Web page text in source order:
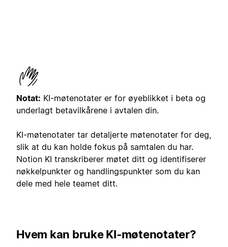
Notat: KI-møtenotater er for øyeblikket i beta og
underlagt betavilkårene i avtalen din.
KI-møtenotater tar detaljerte møtenotater for deg,
slik at du kan holde fokus på samtalen du har.
Notion KI transkriberer møtet ditt og identifiserer
nøkkelpunkter og handlingspunkter som du kan
dele med hele teamet ditt.
Hvem kan bruke KI-møtenotater?